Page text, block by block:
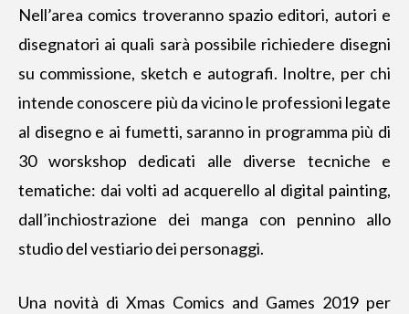
Nell’area comics troveranno spazio editori, autori e
disegnatori ai quali sarà possibile richiedere disegni
su commissione, sketch e autografi. Inoltre, per chi
intende conoscere più da vicino le professioni legate
al disegno e ai fumetti, saranno in programma più di
30 worskshop dedicati alle diverse tecniche e
tematiche: dai volti ad acquerello al digital painting,
dall’inchiostrazione dei manga con pennino allo
studio del vestiario dei personaggi.
Una novità di Xmas Comics and Games 2019 per